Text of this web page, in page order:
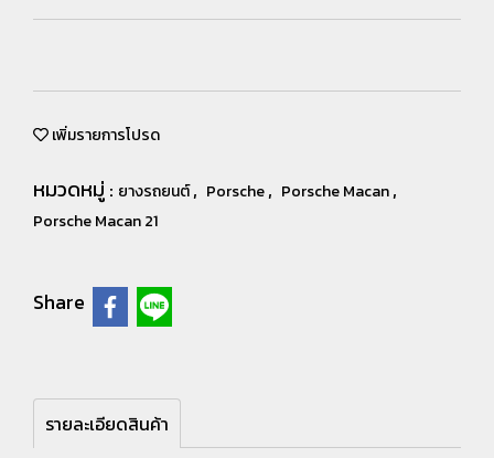
เพิ่มรายการโปรด
หมวดหมู่ : ยางรถยนต์, Porsche, Porsche Macan,
Porsche Macan 21
Share
รายละเอียดสินค้า